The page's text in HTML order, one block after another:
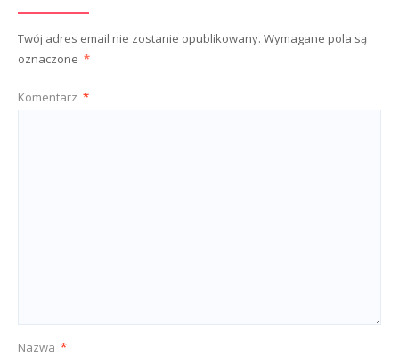
Twój adres email nie zostanie opublikowany. Wymagane pola są
oznaczone *
Komentarz *
Nazwa *